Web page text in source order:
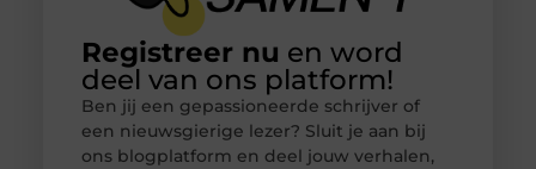
Registreer nu en word
deel van ons platform!
Ben jij een gepassioneerde schrijver of
een nieuwsgierige lezer? Sluit je aan bij
ons blogplatform en deel jouw verhalen,